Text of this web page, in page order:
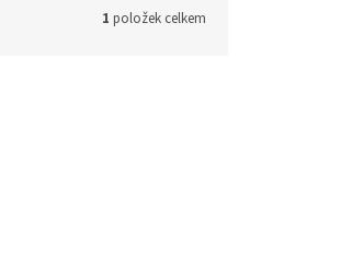
1 položek celkem